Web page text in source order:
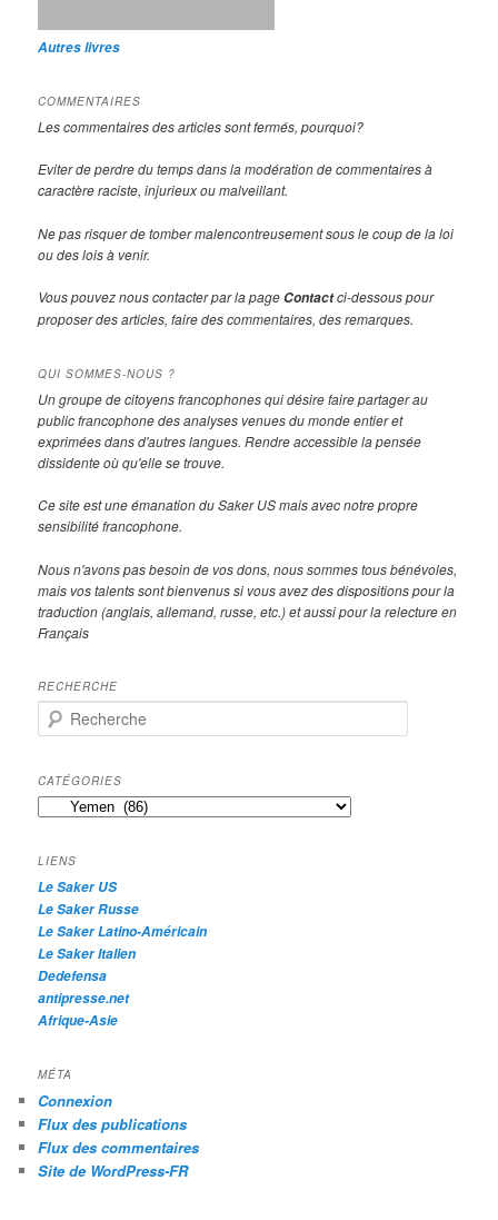
Autres livres
COMMENTAIRES
Les commentaires des articles sont fermés, pourquoi?
Eviter de perdre du temps dans la modération de commentaires à
caractère raciste, injurieux ou malveillant.
Ne pas risquer de tomber malencontreusement sous le coup de la loi
ou des lois à venir.
Vous pouvez nous contacter par la page Contactci-dessous pour
proposer des articles, faire des commentaires, des remarques.
QUI SOMMES-NOUS ?
Un groupe de citoyens francophones qui désire faire partager au
public francophone des analyses venues du monde entier et
exprimées dans d'autres langues. Rendre accessible la pensée
dissidente où qu'elle se trouve.
Ce site est une émanation du Saker US mais avec notre propre
sensibilité francophone.
Nous n'avons pas besoin de vos dons, nous sommes tous bénévoles,
mais vos talents sont bienvenus si vous avez des dispositions pour la
traduction (anglais, allemand, russe, etc.) et aussi pour la relecture en
Français
RECHERCHE
e
h
e
r
h
e
CATÉGORIES
Catégories
LIENS
Le Saker US
Le Saker Russe
Le Saker Latino-Américain
Le Saker Italien
Dedefensa
antipresse.net
Afrique-Asie
MÉTA
Connexion
Flux des publications
Flux des commentaires
Site de WordPress-FR